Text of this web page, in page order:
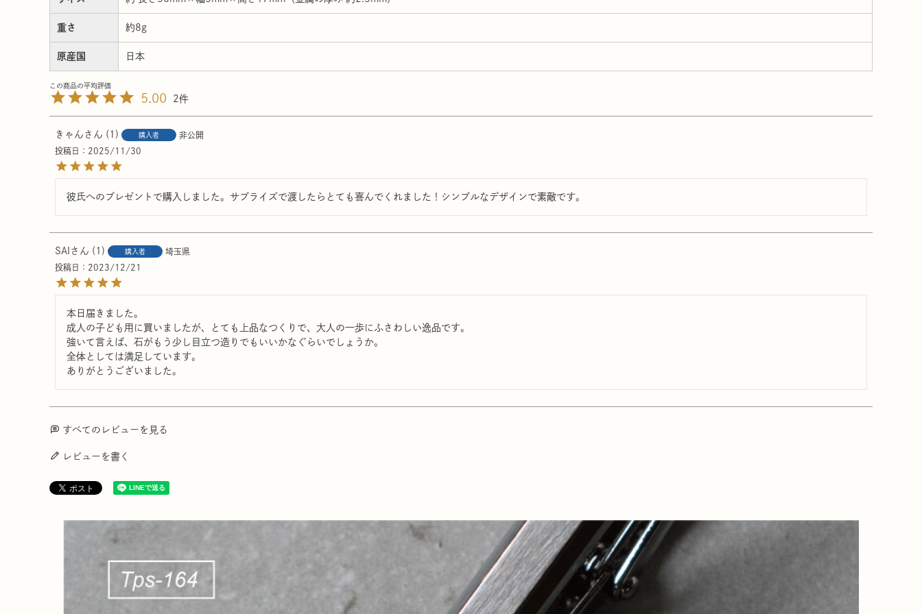
重さ 約8g
原産国 日本
5.00 2
きゃん 1 購入者
非公開
投稿日
2025/11/30
彼氏へのプレゼントで購入しました。サプライズで渡したらとても喜んでくれました！シンプルなデザインで素敵です。
SAI 1 購入者
埼玉県
投稿日
2023/12/21
本日届きました。
成人の子ども用に買いましたが、とても上品なつくりで、大人の一歩にふさわしい逸品です。
強いて言えば、石がもう少し目立つ造りでもいいかなぐらいでしょうか。
全体としては満足しています。
ありがとうございました。
すべてのレビューを見る
レビューを書く